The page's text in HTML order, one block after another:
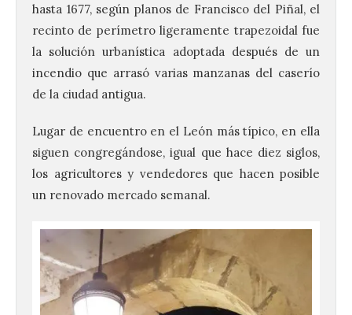
hasta 1677, según planos de Francisco del Piñal, el
recinto de perímetro ligeramente trapezoidal fue
la solución urbanística adoptada después de un
incendio que arrasó varias manzanas del caserío
de la ciudad antigua.
Lugar de encuentro en el León más típico, en ella
siguen congregándose, igual que hace diez siglos,
los agricultores y vendedores que hacen posible
un renovado mercado semanal.